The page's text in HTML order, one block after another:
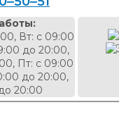
Вт: с 09:00
до 20:00,
Пт: с 09:00
до 20:00,
20:00